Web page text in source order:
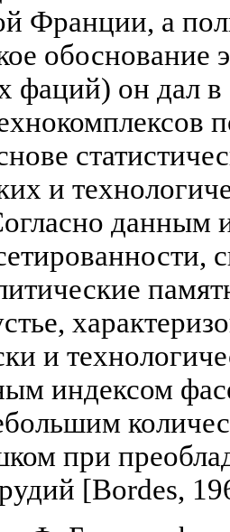
Франции, а
обоснование
фаций) он дал
и
данным
и
индексом
при
[Bordes,